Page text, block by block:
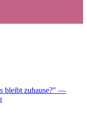
bleibt zuhause?" —